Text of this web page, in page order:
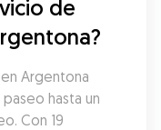
de
Argentona
hasta un
Con 19